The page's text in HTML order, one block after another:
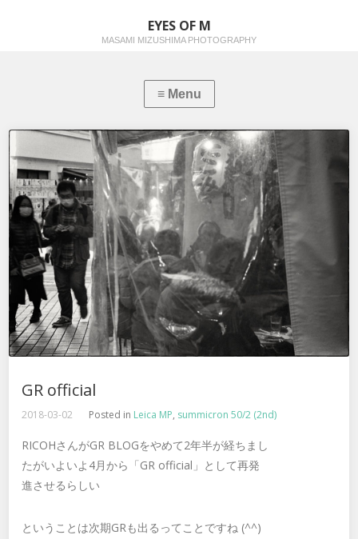
EYES OF M
MASAMI MIZUSHIMA PHOTOGRAPHY
GR official
2018-03-02 Posted in Leica MP, summicron 50/2 (2nd)
RICOHさんがGR BLOGをやめて2年半が経ちまし
たがいよいよ4月から「GR official」として再発
進させるらしい
ということは次期GRも出るってことですね (^^)